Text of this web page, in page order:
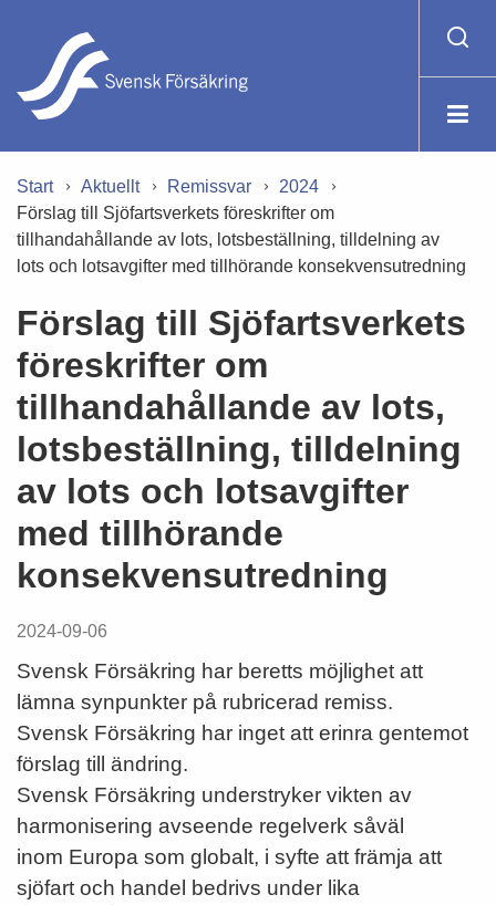
Start Aktuellt Remissvar
2024
Förslag till Sjöfartsverkets föreskrifter om
tillhandahållande av lots, lotsbeställning, tilldelning av
lots och lotsavgifter med tillhörande konsekvensutredning
Förslag till Sjöfartsverkets
föreskrifter om
tillhandahållande av lots,
lotsbeställning, tilldelning
av lots och lotsavgifter
med tillhörande
konsekvensutredning
2024-09-06
Svensk Försäkring har beretts möjlighet att
lämna synpunkter på rubricerad remiss.
Svensk Försäkring har inget att erinra gentemot
förslag till ändring.
Svensk Försäkring understryker vikten av
harmonisering avseende regelverk såväl
inom Europa som globalt, i syfte att främja att
sjöfart och handel bedrivs under lika